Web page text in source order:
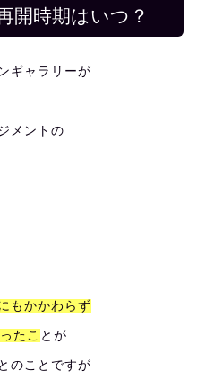
開時期はいつ？
ギャラリーが
メントの
もかかわらず
たこ とが
のことですが